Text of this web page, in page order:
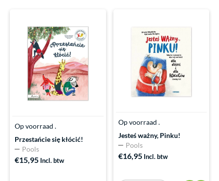
Op voorraad .
Przestańcie się kłócić!
Pools
€15,95 Incl. btw
Op voorraad .
Jesteś ważny, Pinku!
Pools
€16,95 Incl. btw